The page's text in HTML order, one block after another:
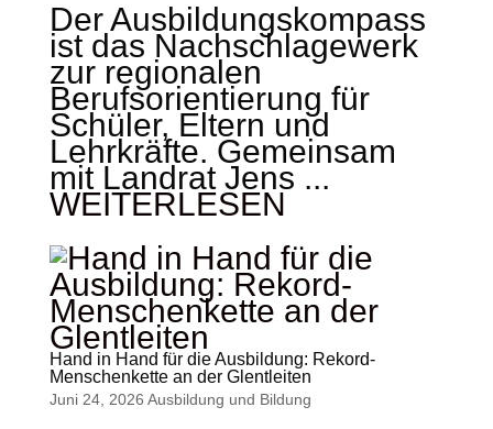
Der Ausbildungskompass
ist das Nachschlagewerk
zur regionalen
Berufsorientierung für
Schüler, Eltern und
Lehrkräfte. Gemeinsam
mit Landrat Jens ...
WEITERLESEN
Hand in Hand für die Ausbildung: Rekord-
Menschenkette an der Glentleiten
Juni 24, 2026 Ausbildung und Bildung